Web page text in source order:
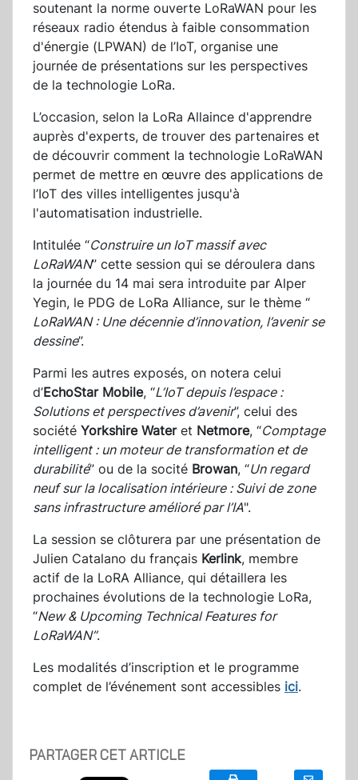
soutenant la norme ouverte LoRaWAN pour les
réseaux radio étendus à faible consommation
d'énergie (LPWAN) de l’IoT, organise une
journée de présentations sur les perspectives
de la technologie LoRa.
L’occasion, selon la LoRa Allaince d'apprendre
auprès d'experts, de trouver des partenaires et
de découvrir comment la technologie LoRaWAN
permet de mettre en œuvre des applications de
l’IoT des villes intelligentes jusqu'à
l'automatisation industrielle.
Intitulée “Construire un IoT massif avec
LoRaWAN” cette session qui se déroulera dans
la journée du 14 mai sera introduite par Alper
Yegin, le PDG de LoRa Alliance, sur le thème “
LoRaWAN : Une décennie d’innovation, l’avenir se
dessine”.
Parmi les autres exposés, on notera celui
d’EchoStar Mobile, “L’IoT depuis l’espace :
Solutions et perspectives d’avenir”, celui des
société Yorkshire Water et Netmore, “Comptage
intelligent : un moteur de transformation et de
durabilité” ou de la socité Browan, “Un regard
neuf sur la localisation intérieure : Suivi de zone
sans infrastructure amélioré par l’IA".
La session se clôturera par une présentation de
Julien Catalano du français Kerlink, membre
actif de la LoRA Alliance, qui détaillera les
prochaines évolutions de la technologie LoRa,
“New & Upcoming Technical Features for
LoRaWAN”.
Les modalités d’inscription et le programme
complet de l’événement sont accessibles ici.
PARTAGER CET ARTICLE